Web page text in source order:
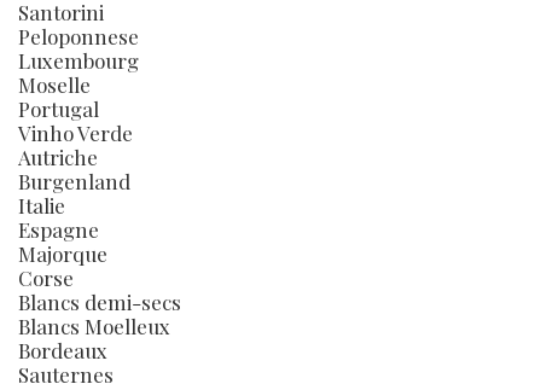
Santorini
Peloponnese
Luxembourg
Moselle
Portugal
Vinho Verde
Autriche
Burgenland
Italie
Espagne
Majorque
Corse
Blancs demi-secs
Blancs Moelleux
Bordeaux
Sauternes